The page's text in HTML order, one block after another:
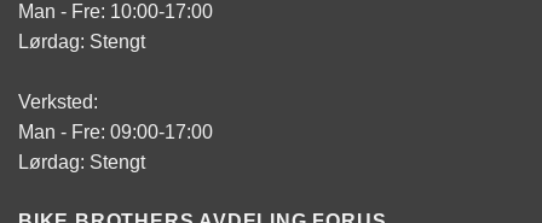
Man - Fre: 10:00-17:00
Lørdag: Stengt
Verksted:
Man - Fre: 09:00-17:00
Lørdag: Stengt